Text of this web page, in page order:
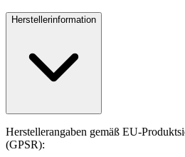
Herstellerinformation
Herstellerangaben gemäß EU-
(GPSR):